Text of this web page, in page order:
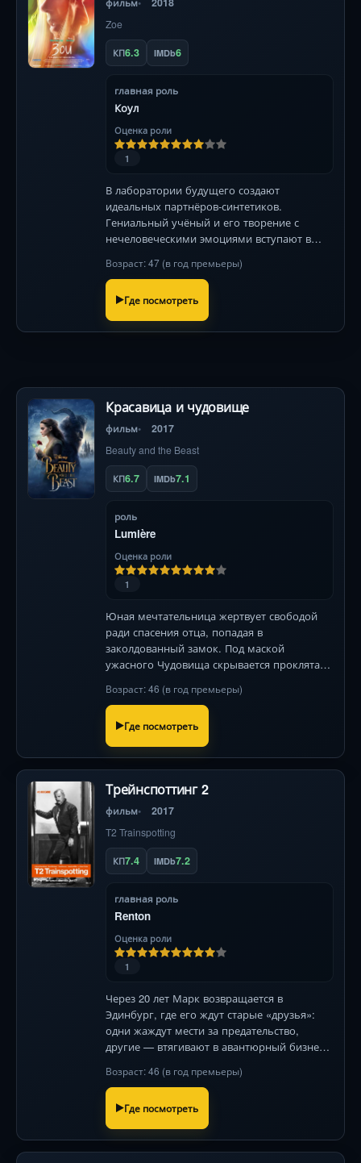
Zoe
КП6.3 IMDb6
главная роль
Коул
Оценка роли
1
В лаборатории будущего создают
идеальных партнёров-синтетиков.
Гениальный учёный и его творение с
нечеловеческими эмоциями вступают в
грозит разрушением реальности. Роковой
выбор между логикой и страстью
неизбежен...
Возраст: 47 (в год премьеры)
Где посмотреть
Красавица и чудовище
фильм 2017
Beauty and the Beast
КП6.7 IMDb7.1
роль
Lumière
Оценка роли
1
Юная мечтательница жертвует свободой
ради спасения отца, попадая в
заколдованный замок. Под маской
ужасного Чудовища скрывается проклятая
розы и искреннего чувства .
Возраст: 46 (в год премьеры)
Где посмотреть
Трейнспоттинг 2
фильм 2017
T2 Trainspotting
КП7.4 IMDb7.2
главная роль
Renton
Оценка роли
1
Через 20 лет Марк возвращается в
Эдинбург, где его ждут старые «друзья»:
одни жаждут мести за предательство,
другие — втягивают в авантюрный бизнес-
особенно когда из тюрьмы сбегает Бегби .
Возраст: 46 (в год премьеры)
Где посмотреть